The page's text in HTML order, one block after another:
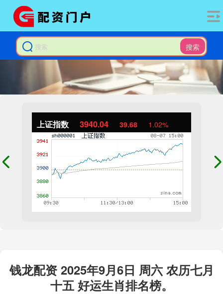
搜索
上证指数 3940.04 39.68 1.02%
钱龙配资 2025年9月6日 周六 农历七月
十五 好运生肖排名榜。